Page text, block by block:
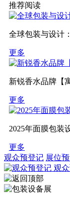
推荐阅读
全球包装与设计
更多
新锐香水品牌【
更多
2025年面膜包装
更多
观众预登记 展位
观